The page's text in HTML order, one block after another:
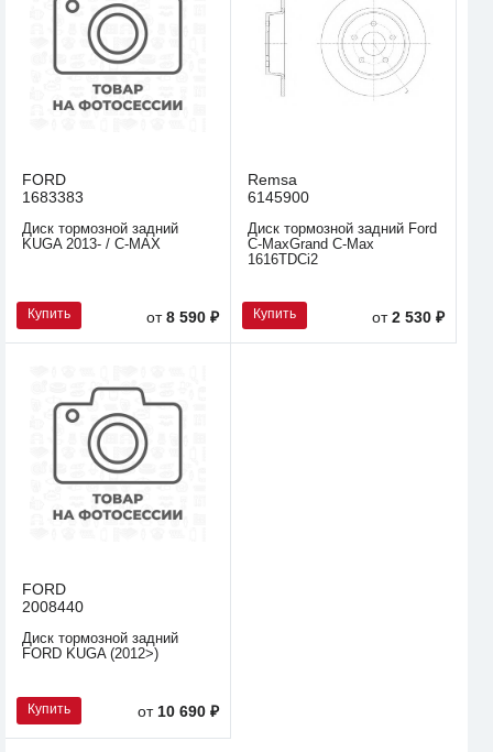
FORD
1683383
Диск тормозной задний
KUGA 2013- / C-MAX
Купить от8 590 ₽
Remsa
6145900
Диск тормозной задний Ford
C-MaxGrand C-Max
1616TDCi2
Купить от2 530 ₽
FORD
2008440
Диск тормозной задний
FORD KUGA (2012>)
Купить от 10 690 ₽